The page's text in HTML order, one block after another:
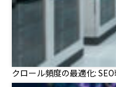
クロール頻度の最適化: